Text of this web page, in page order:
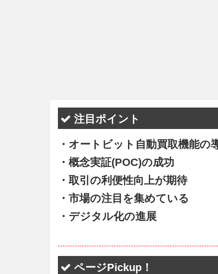
注目ポイント
・オートビット自動買取機能の
・概念実証(POC)の成功
・取引の利便性向上が期待
・市場の注目を集めている
・デジタル化の進展
ページPickup！